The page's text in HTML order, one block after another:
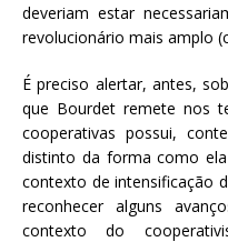
deveriam estar
revolucionário mais amplo
É preciso alertar, antes,
que Bourdet remete nos
cooperativas possui,
distinto da forma como
contexto de intensificação
reconhecer alguns
contexto do